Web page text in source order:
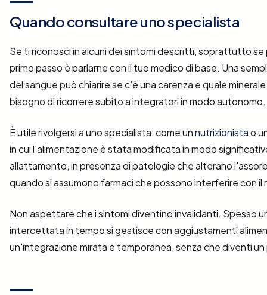
Quando consultare uno specialista
Se ti riconosci in alcuni dei sintomi descritti, soprattutto
primo passo è parlarne con il tuo medico di base. Una
del sangue può chiarire se c'è una carenza e quale
bisogno di ricorrere subito a integratori in modo autonomo.
È utile rivolgersi a uno specialista, come unnutrizionistao
in cui l'alimentazione è stata modificata in modo
allattamento, in presenza di patologie che alterano
quando si assumono farmaci che possono interferire con il
Non aspettare che i sintomi diventino invalidanti. Spesso
intercettata in tempo si gestisce con aggiustamenti
un'integrazione mirata e temporanea, senza che diventi